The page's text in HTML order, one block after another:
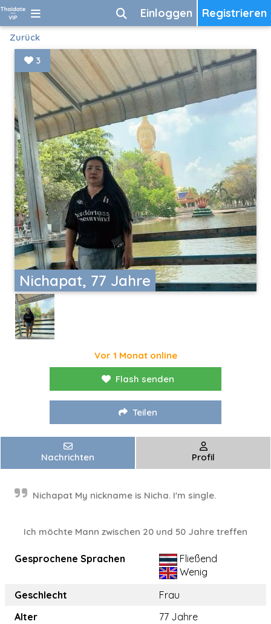
Registrieren
Einloggen
Zurück
Nichapat, 77 Jahre
3
Vor 1 Monat online
Flash senden
Teilen
Nachrichten Profil
Nichapat My nickname is Nicha. I'm single.
Ich möchte Mann zwischen 20 und 50 Jahre treffen
Gesprochene Sprachen
Fließend
Wenig
Geschlecht
Frau
Alter
77 Jahre